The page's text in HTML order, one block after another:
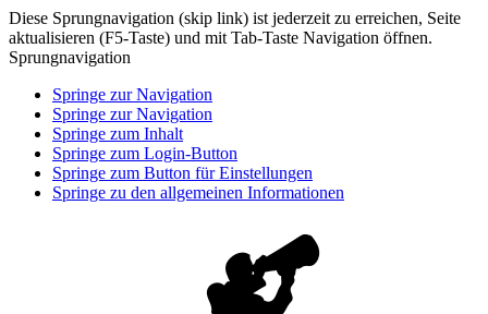
Diese Sprungnavigation (skip link) ist jederzeit zu erreichen, Seite
aktualisieren (F5-Taste) und mit Tab-Taste Navigation öffnen.
Sprungnavigation
Springe zur Navigation
Springe zur Navigation
Springe zum Inhalt
Springe zum Login-Button
Springe zum Button für Einstellungen
Springe zu den allgemeinen Informationen